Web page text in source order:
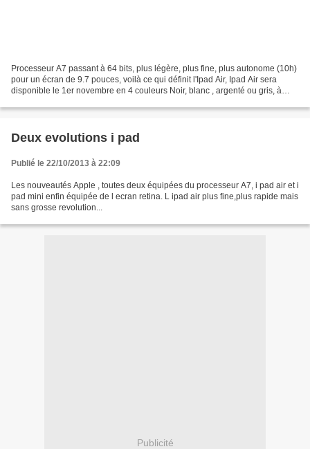
Processeur A7 passant à 64 bits, plus légère, plus fine, plus autonome (10h)
pour un écran de 9.7 pouces, voilà ce qui définit l'Ipad Air, Ipad Air sera
disponible le 1er novembre en 4 couleurs Noir, blanc , argenté ou gris, à
Deux evolutions i pad
Publié le 22/10/2013 à 22:09
Les nouveautés Apple , toutes deux équipées du processeur A7, i pad air et i
pad mini enfin équipée de l ecran retina. L ipad air plus fine,plus rapide mais
sans grosse revolution...
Publicité